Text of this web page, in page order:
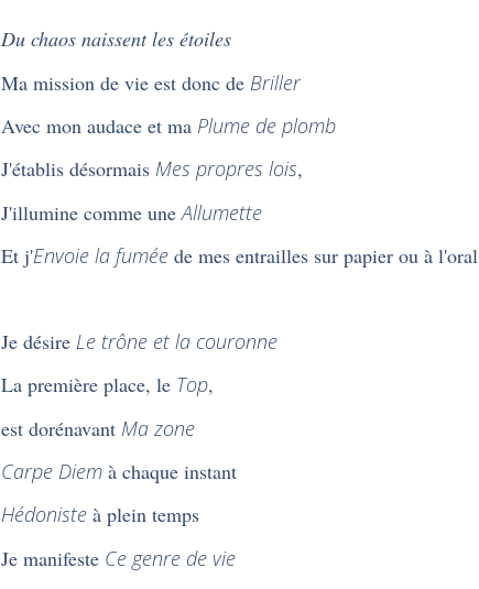
Du chaos naissent les étoiles
Ma mission de vie est donc de Briller
Avec mon audace et ma Plume de plomb
J'établis désormais Mes propres lois,
J'illumine comme uneAllumette
Et j'Envoie la fuméede mes entrailles sur papier ou à l'oral
Je désire Le trône et la couronne
La première place, le Top,
est dorénavant Ma zone
Carpe Diemà chaque instant
Hédonisteà plein temps
Je manifeste Ce genre de vie